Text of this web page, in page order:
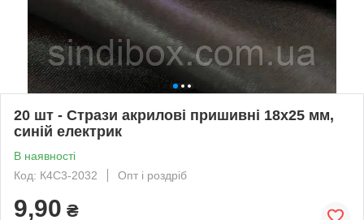
20 шт - Стрази акрилові пришивні 18х25 мм,
синій електрик
В наявності
Код: К4С3-2032
Опт і роздріб
9,90 ₴